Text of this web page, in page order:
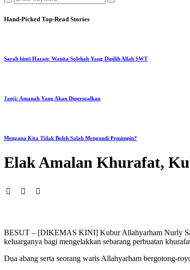
Hand-Picked Top-Read Stories
Sarah binti Haran: Wanita Solehah Yang Dipilih Allah SWT
Janji: Amanah Yang Akan Dipersoalkan
Mengapa Kita Tidak Boleh Salah Mengundi Pemimpin?
Elak Amalan Khurafat,
BESUT – [DIKEMAS KINI] Kubur Allahyarham Nurly
keluarganya bagi mengelakkan sebarang perbuatan
Dua abang serta seorang waris Allahyarham bergotong-